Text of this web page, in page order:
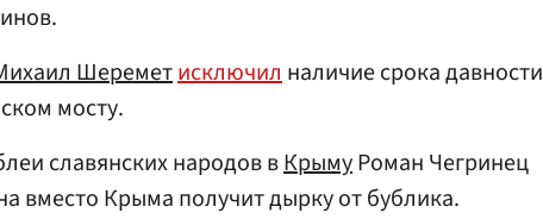
Шереметисключилналичие срока давности
мосту.
славянских народов вКрымуРоман Чегринец
вместо Крыма получит дырку от бублика.